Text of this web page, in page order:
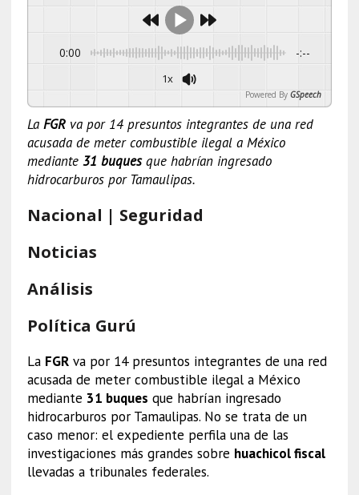
0:00 -:--
1x
Powered By GSpeech
La FGRva por 14 presuntos integrantes de una red
acusada de meter combustible ilegal a México
mediante 31 buquesque habrían ingresado
hidrocarburos por Tamaulipas.
Nacional | Seguridad
Noticias
Análisis
Política Gurú
La FGRva por 14 presuntos integrantes de una red
acusada de meter combustible ilegal a México
mediante 31 buques que habrían ingresado
hidrocarburos por Tamaulipas. No se trata de un
caso menor: el expediente perfila una de las
investigaciones más grandes sobre huachicol fiscal
llevadas a tribunales federales.